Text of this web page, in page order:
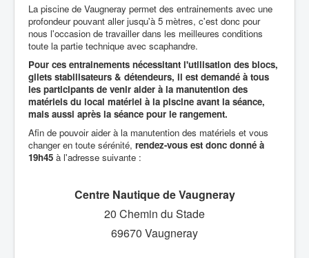
La piscine de Vaugneray permet des entrainements avec une
profondeur pouvant aller jusqu'à 5 mètres, c'est donc pour
nous l'occasion de travailler dans les meilleures conditions
toute la partie technique avec scaphandre.
Pour ces entrainements nécessitant l'utilisation des blocs,
gilets stabilisateurs & détendeurs, il est demandé à tous
les participants de venir aider à la manutention des
matériels du local matériel à la piscine avant la séance,
mais aussi après la séance pour le rangement.
Afin de pouvoir aider à la manutention des matériels et vous
changer en toute sérénité, rendez-vous est donc donné à
19h45 à l'adresse suivante :
Centre Nautique de Vaugneray
20 Chemin du Stade
69670 Vaugneray